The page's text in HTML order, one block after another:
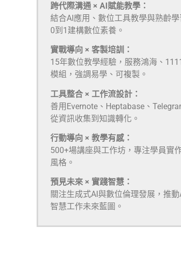
跨代際溝通 × AI賦能教學：
結合AI應用、數位工具教學與熟齡
0到1建構數位素養。
實戰導向 × 客製培訓：
15年數位教學經驗，服務鴻海、
模組，強調易學、可複製。
工具整合 × 工作流設計：
善用Evernote、Heptabase、
從資訊收集到知識轉化。
行動導向 × 教學有感：
500+場講座與工作坊，專注學員實
風格。
預見未來 × 實踐智慧：
關注生成式AI與數位倫理發展，推
智慧工作未來藍圖。